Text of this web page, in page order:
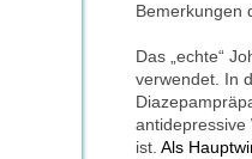
Bemerkungen
Das „echte“
verwendet. In
antidepressive
ist.Als